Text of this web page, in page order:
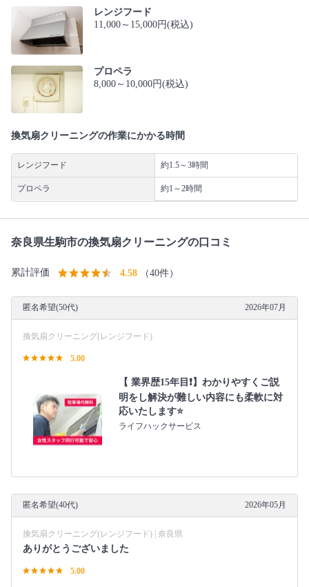
レンジフード
11,000～15,000円(税込)
プロペラ
8,000～10,000円(税込)
換気扇クリーニングの作業にかかる時間
レンジフード 約1.5～3時間
プロペラ 約1～2時間
奈良県生駒市の換気扇クリーニングの口コミ
累計評価 4.58 （40件）
匿名希望(50代) 2026年07月
換気扇クリーニング(レンジフード)
5.00
【 業界歴15年目❗️】わかりやすくご説
明をし解決が難しい内容にも柔軟に対
応いたします⭐️
ライフハックサービス
匿名希望(40代) 2026年05月
換気扇クリーニング(レンジフード) | 奈良県
ありがとうございました
5.00